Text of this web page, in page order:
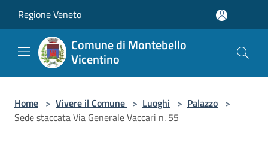
Regione Veneto
Comune di Montebello
Vicentino
Home > Vivere il Comune > Luoghi > Palazzo >
Sede staccata Via Generale Vaccari n. 55